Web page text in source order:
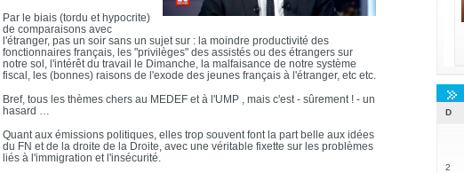
D
2
Par le biais (tordu et hypocrite)
de comparaisons avec
l'étranger, pas un soir sans un sujet sur : la moindre productivité des
fonctionnaires français, les "privilèges" des assistés ou des étrangers sur
notre sol, l'intérêt du travail le Dimanche, la malfaisance de notre système
fiscal, les (bonnes) raisons de l'exode des jeunes français à l'étranger, etc etc.
Bref, tous les thèmes chers au MEDEF et à l'UMP , mais c'est - sûrement ! - un
hasard …
Quant aux émissions politiques, elles trop souvent font la part belle aux idées
du FN et de la droite de la Droite, avec une véritable fixette sur les problèmes
liés à l'immigration et l'insécurité.